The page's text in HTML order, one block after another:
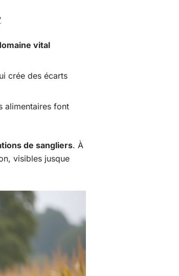
vital
crée des écarts
alimentaires font
de sangliers. À
visibles jusque